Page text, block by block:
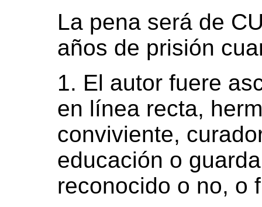
La pena será de
años de prisión
1. El autor fuere
en línea recta,
conviviente,
educación o
reconocido o no, o